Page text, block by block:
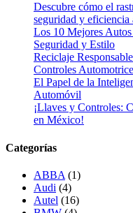
Descubre cómo el
seguridad y eficiencia
Los 10 Mejores
Seguridad y Estilo
Reciclaje
Controles
El Papel de la
Automóvil
¡Llaves y Controles:
en México!
Categorías
ABBA (1)
Audi (4)
Autel (16)